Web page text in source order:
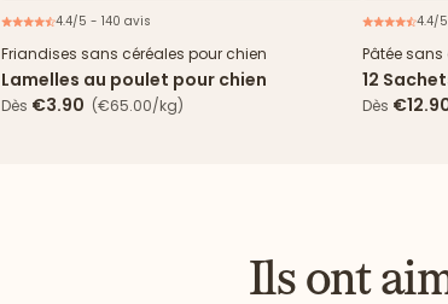
4.4/5 - 140 avis
Friandises sans céréales pour chien
Lamelles au poulet pour chien
Dès €3.90 (€65.00/kg)
4.4/
Pâtée
12
&
Dès
Ils ont